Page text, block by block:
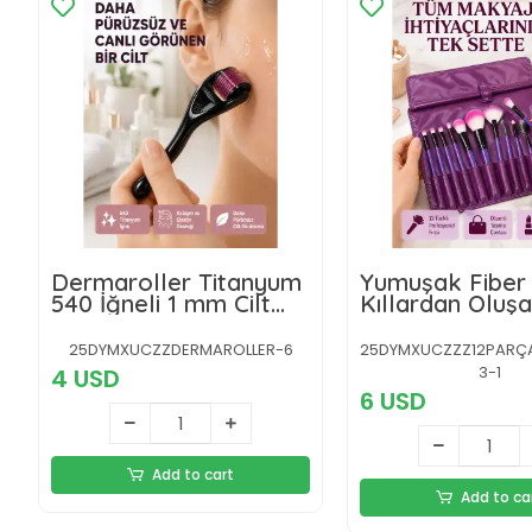
Dermaroller Titanyum
540 İğneli 1 mm Cilt
Yenileme ve Anti Aging
Etkisi
25DYMXUCZZDERMAROLLER-6
4 USD
Add to cart
Yumuşak Fiber
Kıllardan
Makyaj Fırçası
Göz Farı Allık
Kontür İçin3-1
6 USD
Add to